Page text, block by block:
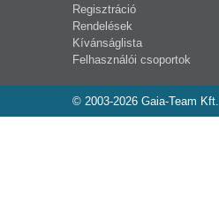
Regisztráció
Rendelések
Kívánságlista
Felhasználói csoportok
© 2003-2026 Gaia-Team Kft.